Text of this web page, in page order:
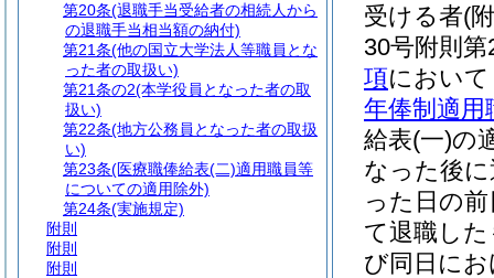
受ける者(
30号附則
項におい
年俸制適用
給表(一)の
なった後
った日の
て退職し
び同日に
第20条(退職手当受給者の相続人から
の退職手当相当額の納付)
第21条(他の国立大学法人等職員とな
った者の取扱い)
第21条の2(本学役員となった者の取
扱い)
第22条(地方公務員となった者の取扱
い)
第23条(医療職俸給表(二)適用職員等
についての適用除外)
第24条(実施規定)
附則
附則
附則